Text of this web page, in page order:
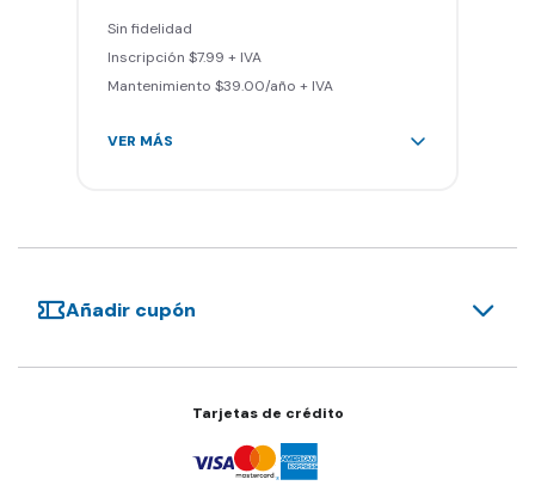
Acceso al Smart Spa
Sin cargo de cancelación
Sin fidelidad
Inscripción $7.99 + IVA
Mantenimiento $39.00/año + IVA
Acceso a todas las áreas del
Smart Fit App
Invita a entrenar a un amigo 5
Acceso al Smart Spa
Sin cargo de cancelación
VER MÁS
Añadir cupón
Tarjetas de crédito